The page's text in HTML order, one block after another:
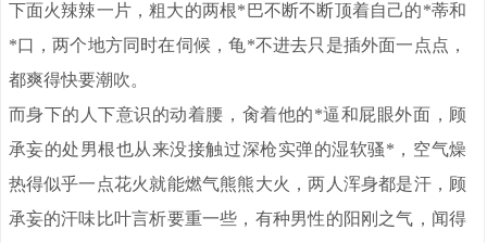
下面火辣辣一片，粗大的两根*巴不断不断顶着自己的*蒂和
*口，两个地方同时在伺候，龟*不进去只是插外面一点点，
都爽得快要潮吹。
而身下的人下意识的动着腰，肏着他的*逼和屁眼外面，顾
承妄的处男根也从来没接触过深枪实弹的湿软骚*，空气燥
热得似乎一点花火就能燃气熊熊大火，两人浑身都是汗，顾
承妄的汗味比叶言析要重一些，有种男性的阳刚之气，闻得